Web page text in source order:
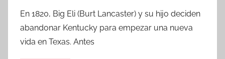
En 1820, Big Eli (Burt Lancaster) y su hijo deciden
abandonar Kentucky para empezar una nueva
vida en Texas. Antes